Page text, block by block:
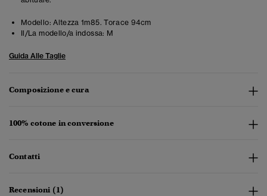
Modello: Altezza 1m85. Torace 94cm
Il/La modello/a indossa: M
Guida Alle Taglie
Composizione e cura
100% cotone in conversione
Contatti
Recensioni (1)